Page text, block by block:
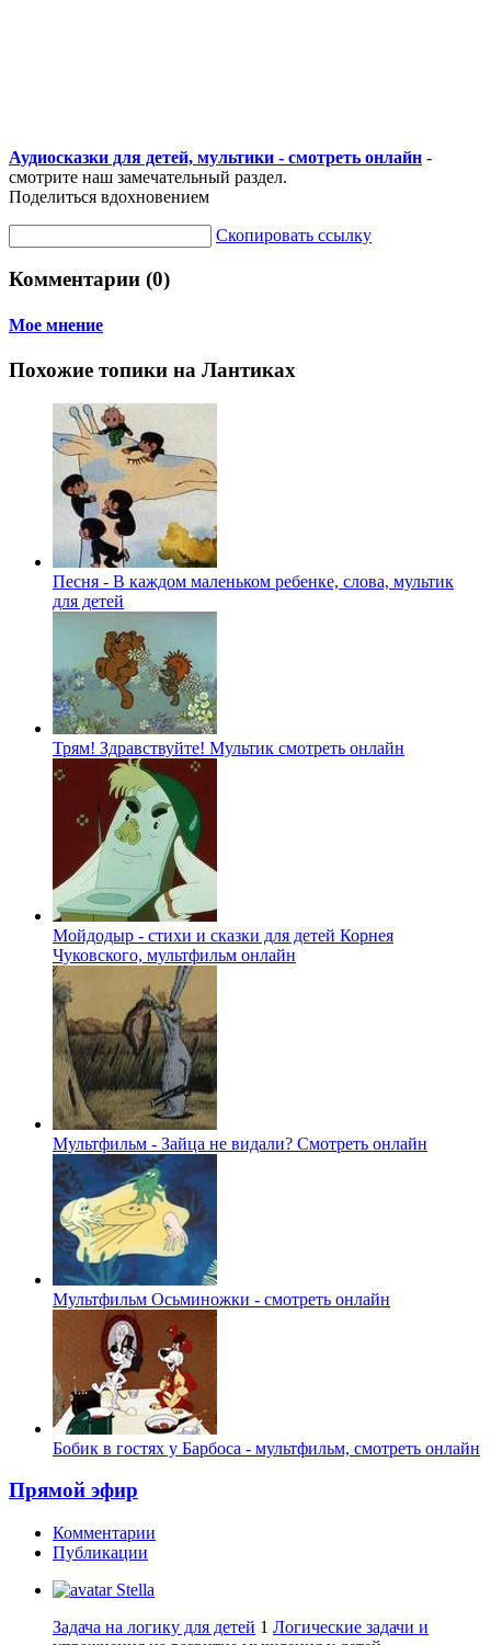
Аудиосказки для детей, мультики - смотреть онлайн -
смотрите наш замечательный раздел.
Поделиться вдохновением
Скопировать ссылку
Комментарии (0)
Мое мнение
Похожие топики на Лантиках
Песня - В каждом маленьком ребенке, слова, мультик
для детей
Трям! Здравствуйте! Мультик смотреть онлайн
Мойдодыр - стихи и сказки для детей Корнея
Чуковского, мультфильм онлайн
Мультфильм - Зайца не видали? Смотреть онлайн
Мультфильм Осьминожки - смотреть онлайн
Бобик в гостях у Барбоса - мультфильм, смотреть онлайн
Прямой эфир
Комментарии
Публикации
Stella
Задача на логику для детей 1 Логические задачи и